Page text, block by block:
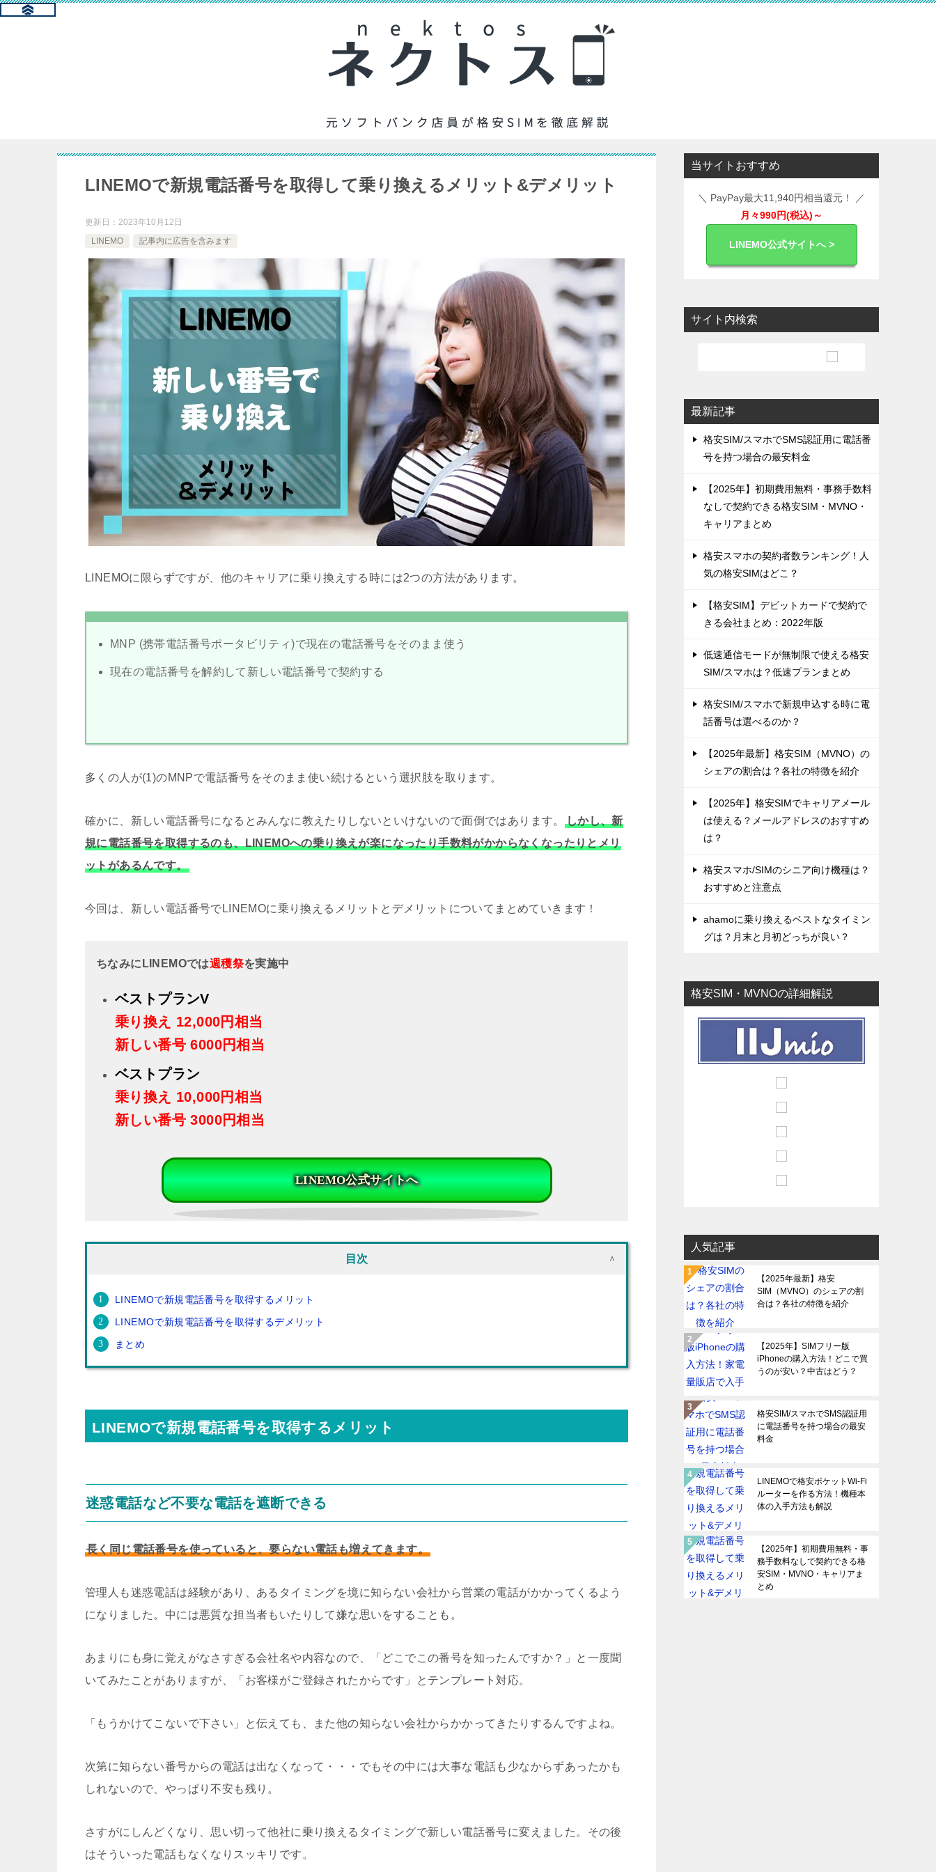
LINEMOで新規電話番号を取得して乗り換えるメリット&デメリット
更新日： 2023年10月12日
LINEMO
記事内に広告を含みます
LINEMOに限らずですが、他のキャリアに乗り換えする時には2つの方法があります。
MNP (携帯電話番号ポータビリティ)で現在の電話番号をそのまま使う
現在の電話番号を解約して新しい電話番号で契約する
多くの人が(1)のMNPで電話番号をそのまま使い続けるという選択肢を取ります。
確かに、新しい電話番号になるとみんなに教えたりしないといけないので面倒ではあります。
しかし、新
規に電話番号を取得するのも、LINEMOへの乗り換えが楽になったり手数料がかからなくなったりとメリ
ットがあるんです。
今回は、新しい電話番号でLINEMOに乗り換えるメリットとデメリットについてまとめていきます！
ちなみにLINEMOでは週穫祭を実施中
ベストプランV
乗り換え 12,000円相当
新しい番号 6000円相当
ベストプラン
乗り換え 10,000円相当
新しい番号 3000円相当
LINEMO公式サイトへ
目次
LINEMOで新規電話番号を取得するメリット
LINEMOで新規電話番号を取得するデメリット
まとめ
LINEMOで新規電話番号を取得するメリット
迷惑電話など不要な電話を遮断できる
長く同じ電話番号を使っていると、要らない電話も増えてきます。
管理人も迷惑電話は経験があり、あるタイミングを境に知らない会社から営業の電話がかかってくるよう
になりました。中には悪質な担当者もいたりして嫌な思いをすることも。
あまりにも身に覚えがなさすぎる会社名や内容なので、「どこでこの番号を知ったんですか？」と一度聞
いてみたことがありますが、「お客様がご登録されたからです」とテンプレート対応。
「もうかけてこないで下さい」と伝えても、また他の知らない会社からかかってきたりするんですよね。
次第に知らない番号からの電話は出なくなって・・・でもその中には大事な電話も少なからずあったかも
しれないので、やっぱり不安も残り。
さすがにしんどくなり、思い切って他社に乗り換えるタイミングで新しい電話番号に変えました。その後
はそういった電話もなくなりスッキリです。
当サイトおすすめ
＼ PayPay最大11,940円相当還元！ ／
月々990円(税込)～
LINEMO公式サイトへ >
サイト内検索
最新記事
格安SIM/スマホでSMS認証用に電話番
号を持つ場合の最安料金
【2025年】初期費用無料・事務手数料
なしで契約できる格安SIM・MVNO・
キャリアまとめ
格安スマホの契約者数ランキング！人
気の格安SIMはどこ？
【格安SIM】デビットカードで契約で
きる会社まとめ：2022年版
低速通信モードが無制限で使える格安
SIM/スマホは？低速プランまとめ
格安SIM/スマホで新規申込する時に電
話番号は選べるのか？
【2025年最新】格安SIM（MVNO）の
シェアの割合は？各社の特徴を紹介
【2025年】格安SIMでキャリアメール
は使える？メールアドレスのおすすめ
は？
格安スマホ/SIMのシニア向け機種は？
おすすめと注意点
ahamoに乗り換えるベストなタイミン
グは？月末と月初どっちが良い？
格安SIM・MVNOの詳細解説
人気記事
【2025年最新】格安
SIM（MVNO）のシェアの割
合は？各社の特徴を紹介
【2025年】SIMフリー版
iPhoneの購入方法！どこで買
うのが安い？中古はどう？
格安SIM/スマホでSMS認証用
に電話番号を持つ場合の最安
料金
LINEMOで格安ポケットWi-Fi
ルーターを作る方法！機種本
体の入手方法も解説
【2025年】初期費用無料・事
務手数料なしで契約できる格
安SIM・MVNO・キャリアま
とめ